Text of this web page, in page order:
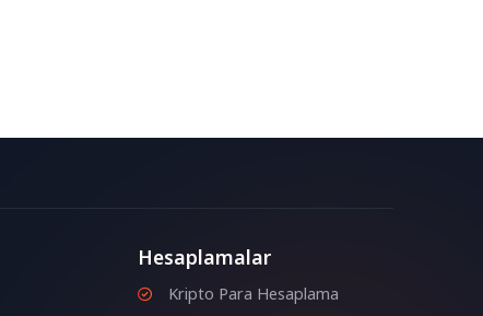
Hesaplamalar
Kripto Para Hesaplama